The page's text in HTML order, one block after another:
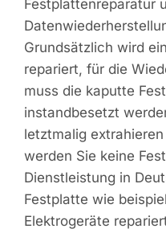
Festplattenreparatur
Grundsätzlich wird
repariert, für die
muss die kaputte
instandbesetzt
letztmalig
werden Sie keine
Dienstleistung in
Festplatte wie
Elektrogeräte